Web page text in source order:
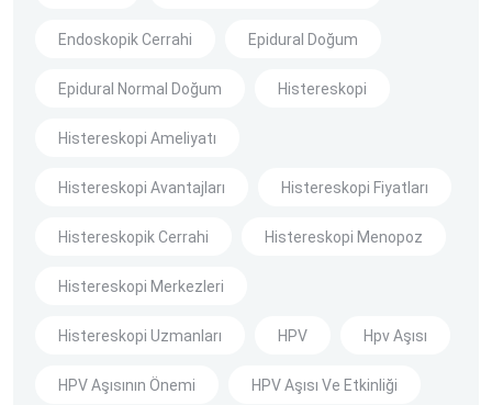
Endoskopik Cerrahi Epidural Doğum
Epidural Normal Doğum Histereskopi
Histereskopi Ameliyatı
Histereskopi Avantajları Histereskopi Fiyatları
Histereskopik Cerrahi Histereskopi Menopoz
Histereskopi Merkezleri
Histereskopi Uzmanları HPV Hpv Aşısı
HPV Aşısının Önemi HPV Aşısı Ve Etkinliği